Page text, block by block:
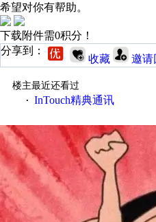
希望对你有帮助。
下载附件需0积分！
分享到：
收藏 邀请
楼主最近还看过
· InTouch精典通讯